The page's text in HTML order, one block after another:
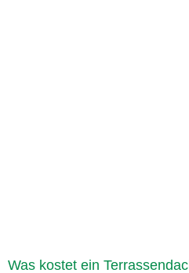
Was kostet ein